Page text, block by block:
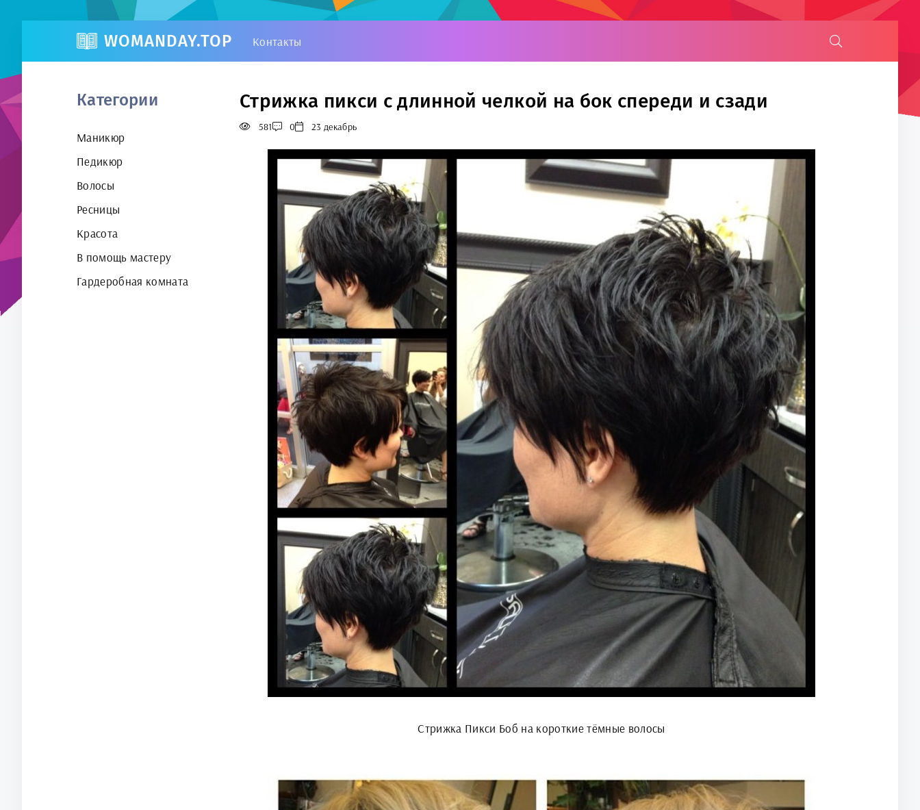
WOMANDAY.TOP Контакты
Категории
Маникюр
Педикюр
Волосы
Ресницы
Красота
В помощь мастеру
Гардеробная комната
Стрижка пикси с длинной челкой на бок спереди и сзади
581 0 23 декабрь
Стрижка Пикси Боб на короткие тёмные волосы